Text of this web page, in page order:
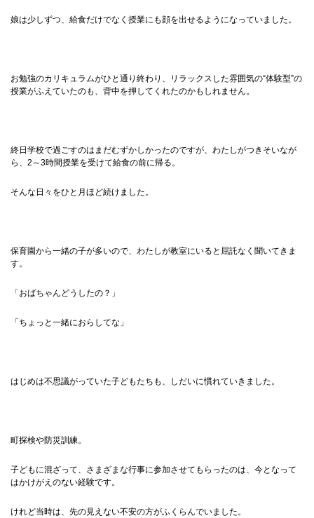
娘は少しずつ、給食だけでなく授業にも顔を出せるようになっていました。
お勉強のカリキュラムがひと通り終わり、リラックスした雰囲気の“体験型”の
授業がふえていたのも、背中を押してくれたのかもしれません。
終日学校で過ごすのはまだむずかしかったのですが、わたしがつきそいなが
ら、2～3時間授業を受けて給食の前に帰る。
そんな日々をひと月ほど続けました。
保育園から一緒の子が多いので、わたしが教室にいると屈託なく聞いてきま
す。
「おばちゃんどうしたの？」
「ちょっと一緒におらしてな」
はじめは不思議がっていた子どもたちも、しだいに慣れていきました。
町探検や防災訓練。
子どもに混ざって、さまざまな行事に参加させてもらったのは、今となって
はかけがえのない経験です。
けれど当時は、先の見えない不安の方がふくらんでいました。